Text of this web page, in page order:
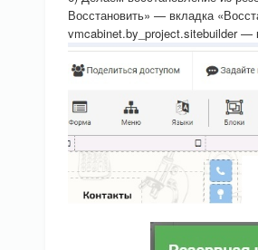
Восстановить» — вкладка
vmcabinet.by_project.sitebuilder —